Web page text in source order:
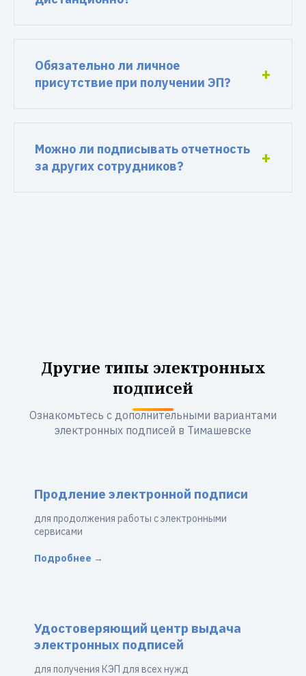
Обязательно ли личное
присутствие при получении ЭП?
Можно ли подписывать отчетность
за других сотрудников?
Другие типы электронных
подписей
Ознакомьтесь с дополнительными вариантами
электронных подписей в Тимашевске
Продление электронной подписи
для продолжения работы с электронными
сервисами
Подробнее →
Удостоверяющий центр выдача
электронных подписей
для получения КЭП для всех нужд